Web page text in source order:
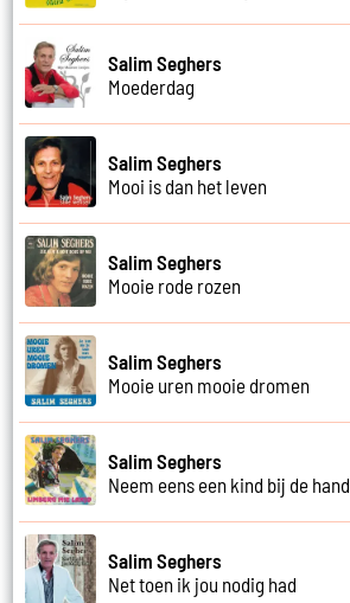
Salim Seghers
Moederdag
Salim Seghers
Mooi is dan het leven
Salim Seghers
Mooie rode rozen
Salim Seghers
Mooie uren mooie dromen
Salim Seghers
Neem eens een kind bij de hand
Salim Seghers
Net toen ik jou nodig had